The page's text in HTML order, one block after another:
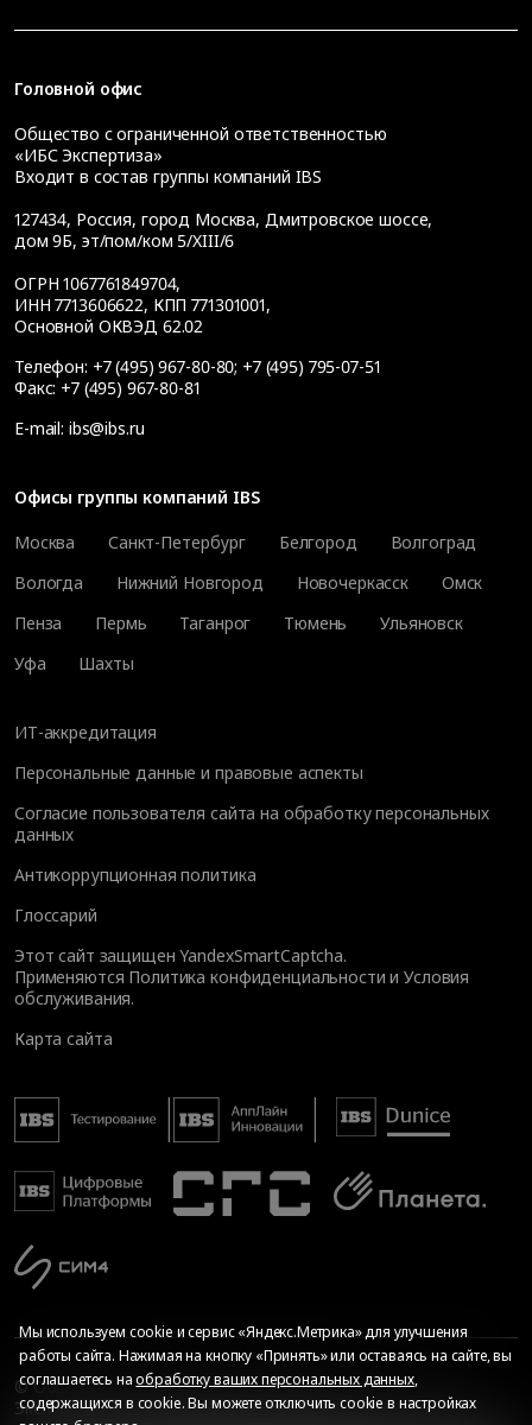
Головной офис
Общество с ограниченной ответственностью
«ИБС Экспертиза»
Входит в состав группы компаний IBS
127434, Россия, город Москва, Дмитровское шоссе,
дом 9Б, эт/пом/ком 5/XIII/6
ОГРН 1067761849704,
ИНН 7713606622, КПП 771301001,
Основной ОКВЭД 62.02
Телефон: +7 (495) 967-80-80; +7 (495) 795-07-51
Факс: +7 (495) 967-80-81
E-mail: ibs@ibs.ru
Офисы группы компаний IBS
Москва
Санкт-Петербург Белгород
Волгоград
Вологда
Нижний Новгород Новочеркасск
Омск
Пенза
Пермь Таганрог Тюмень
Ульяновск
Уфа
Шахты
ИТ-аккредитация
Персональные данные и правовые аспекты
Согласие пользователя сайта на обработку персональных
данных
Антикоррупционная политика
Глоссарий
Этот сайт защищен YandexSmartCaptcha.
Применяются Политика конфиденциальности иУсловия
обслуживания.
Карта сайта
© Общество с ограниченной ответственностью «ИБС
Экспертиза», 2026. Все права защищены
Мы используем cookie и сервис «Яндекс.Метрика» для улучшения
работы сайта. Нажимая на кнопку «Принять» или оставаясь на сайте, вы
соглашаетесь наобработку ваших персональных данных,
содержащихся в cookie. Вы можете отключить cookie в настройках